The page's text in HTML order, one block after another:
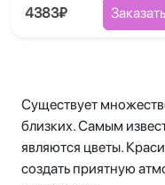
4383₽ Заказать
Существует
близких. Самым
являются цветы.
создать приятную